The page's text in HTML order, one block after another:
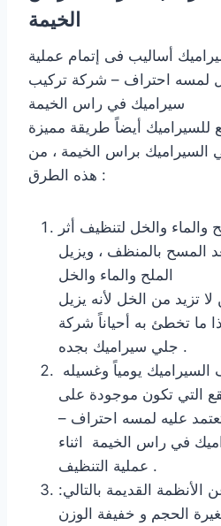
الخيمة
أساليب فى إتمام عملية
لمسه احتراف – شركة تركيب
سيراميك في راس الخيمة
أيضاً طريقة مميزة
براس الخيمة ، من
هذه الطرق :
والخل لتنظيف أثر
المسح بالمنظف ، ويزيل
الملح والماء والخل
تزيد من الخل لأنه يزيل
ما تخطئ به أحياناً شركة
جلي سيراميك بجده .
التي تكون موجودة على
عليه لمسه احتراف –
في راس الخيمة اثناء
عملية التنظيف .
الأنظمة القديمة بالتالي:
الحجم و خفيفة الوزن